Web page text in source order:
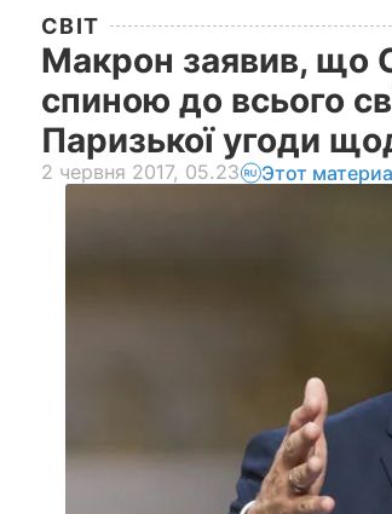
СВІТ
Макрон заявив, що
спиною до всього
Паризької угоди
2 червня 2017, 05.23 Этот